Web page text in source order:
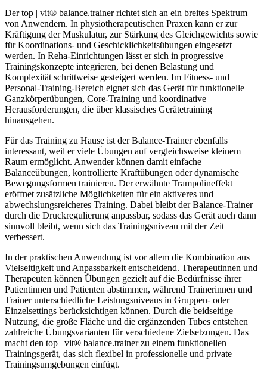
Der top | vit® balance.trainer richtet sich an ein breites Spektrum
von Anwendern. In physiotherapeutischen Praxen kann er zur
Kräftigung der Muskulatur, zur Stärkung des Gleichgewichts sowie
für Koordinations- und Geschicklichkeitsübungen eingesetzt
werden. In Reha-Einrichtungen lässt er sich in progressive
Trainingskonzepte integrieren, bei denen Belastung und
Komplexität schrittweise gesteigert werden. Im Fitness- und
Personal-Training-Bereich eignet sich das Gerät für funktionelle
Ganzkörperübungen, Core-Training und koordinative
Herausforderungen, die über klassisches Gerätetraining
hinausgehen.
Für das Training zu Hause ist der Balance-Trainer ebenfalls
interessant, weil er viele Übungen auf vergleichsweise kleinem
Raum ermöglicht. Anwender können damit einfache
Balanceübungen, kontrollierte Kraftübungen oder dynamische
Bewegungsformen trainieren. Der erwähnte Trampolineffekt
eröffnet zusätzliche Möglichkeiten für ein aktiveres und
abwechslungsreicheres Training. Dabei bleibt der Balance-Trainer
durch die Druckregulierung anpassbar, sodass das Gerät auch dann
sinnvoll bleibt, wenn sich das Trainingsniveau mit der Zeit
verbessert.
In der praktischen Anwendung ist vor allem die Kombination aus
Vielseitigkeit und Anpassbarkeit entscheidend. Therapeutinnen und
Therapeuten können Übungen gezielt auf die Bedürfnisse ihrer
Patientinnen und Patienten abstimmen, während Trainerinnen und
Trainer unterschiedliche Leistungsniveaus in Gruppen- oder
Einzelsettings berücksichtigen können. Durch die beidseitige
Nutzung, die große Fläche und die ergänzenden Tubes entstehen
zahlreiche Übungsvarianten für verschiedene Zielsetzungen. Das
macht den top | vit® balance.trainer zu einem funktionellen
Trainingsgerät, das sich flexibel in professionelle und private
Trainingsumgebungen einfügt.